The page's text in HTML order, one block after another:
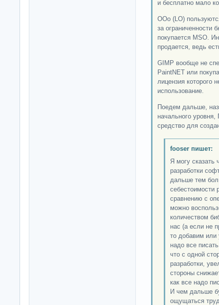
и бесплатно мало
ООо (LO)
за ограниченности
покупается MSO.
продается, ведь
GIMP вообще не
PaintNET или
лицензия которого
использование.
Поедем дальше,
начального
средство для
fooser пишет:
Я могу сказать
разработки
дальше тем
себестоимости
сравнению с
можно
количеством
нас (а если не
то добавим
надо все
что с одной
разработки,
стороны
как все надо
И чем дальше
ощущаться